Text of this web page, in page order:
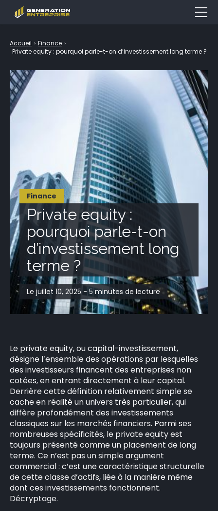
Finance
Private equity :
pourquoi parle-t-on
d’investissement long
terme ?
Le juillet 10, 2025 - 5 minutes de lecture
Accueil › Finance ›
Private equity : pourquoi parle-t-on d’investissement long terme ?
Le private equity, ou capital-investissement,
désigne l’ensemble des opérations par lesquelles
des investisseurs financent des entreprises non
cotées, en entrant directement à leur capital.
Derrière cette définition relativement simple se
cache en réalité un univers très particulier, qui
diffère profondément des investissements
classiques sur les marchés financiers. Parmi ses
nombreuses spécificités, le private equity est
toujours présenté comme un placement de long
terme. Ce n’est pas un simple argument
commercial : c’est une caractéristique structurelle
de cette classe d’actifs, liée à la manière même
dont ces investissements fonctionnent.
Décryptage.
Emploi & Formation
Finance
Marketing
Droit